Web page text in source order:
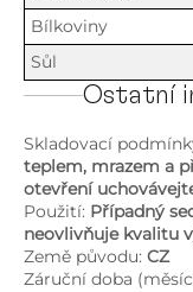
Bílkoviny
Sůl
Ostatní
Skladovací
teplem, mrazem a
otevření
Použití: Případný
neovlivňuje kvalitu
Země původu: CZ
Záruční doba